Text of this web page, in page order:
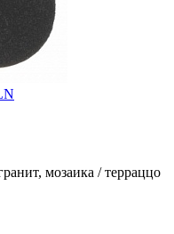
мозаика / терраццо